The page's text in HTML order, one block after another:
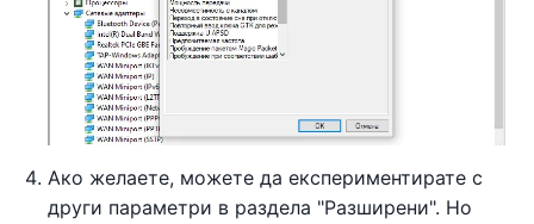
Ако желаете, можете да експериментирате с
други параметри в раздела "Разширени". Но